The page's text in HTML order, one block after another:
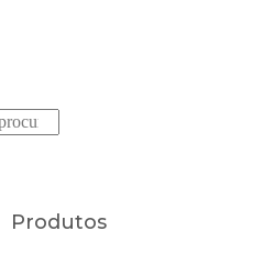
Produtos